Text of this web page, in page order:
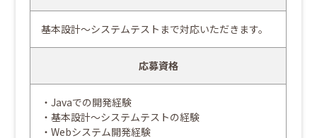
基本設計～システムテストまで対応いただきます。
応募資格
・Javaでの開発経験
・基本設計～システムテストの経験
・Webシステム開発経験